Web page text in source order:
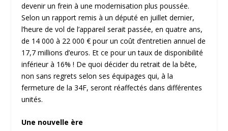
devenir un frein à une modernisation plus poussée.
Selon un rapport remis à un député en juillet dernier,
l’heure de vol de l’appareil serait passée, en quatre ans,
de 14 000 à 22 000 € pour un coût d’entretien annuel de
17,7 millions d’euros. Et ce pour un taux de disponibilité
inférieur à 16% ! De quoi décider du retrait de la bête,
non sans regrets selon ses équipages qui, à la
fermeture de la 34F, seront réaffectés dans différentes
unités.
Une nouvelle ère